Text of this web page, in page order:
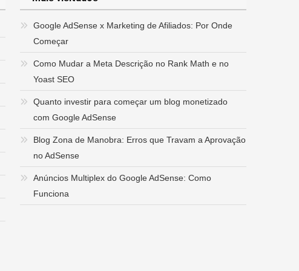
Google AdSense x Marketing de Afiliados: Por Onde
Começar
Como Mudar a Meta Descrição no Rank Math e no
Yoast SEO
Quanto investir para começar um blog monetizado
com Google AdSense
Blog Zona de Manobra: Erros que Travam a Aprovação
no AdSense
Anúncios Multiplex do Google AdSense: Como
Funciona